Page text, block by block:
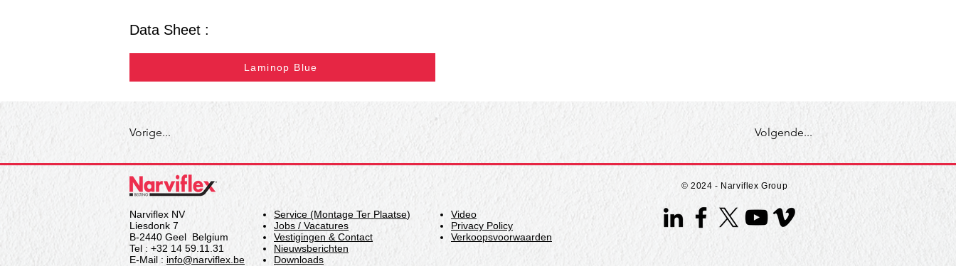
Data Sheet :
Laminop Blue
Vorige... Volgende...
Narviflex NV
Liesdonk 7
B-2440 Geel Belgium
Tel : +32 14 59.11.31
E-Mail : info@narviflex.be
Service (Montage Ter Plaatse)
Jobs / Vacatures
Vestigingen & Contact
Nieuwsberichten
Downloads
Video
Privacy Policy
Verkoopsvoorwaarden
© 2024 - Narviflex Group